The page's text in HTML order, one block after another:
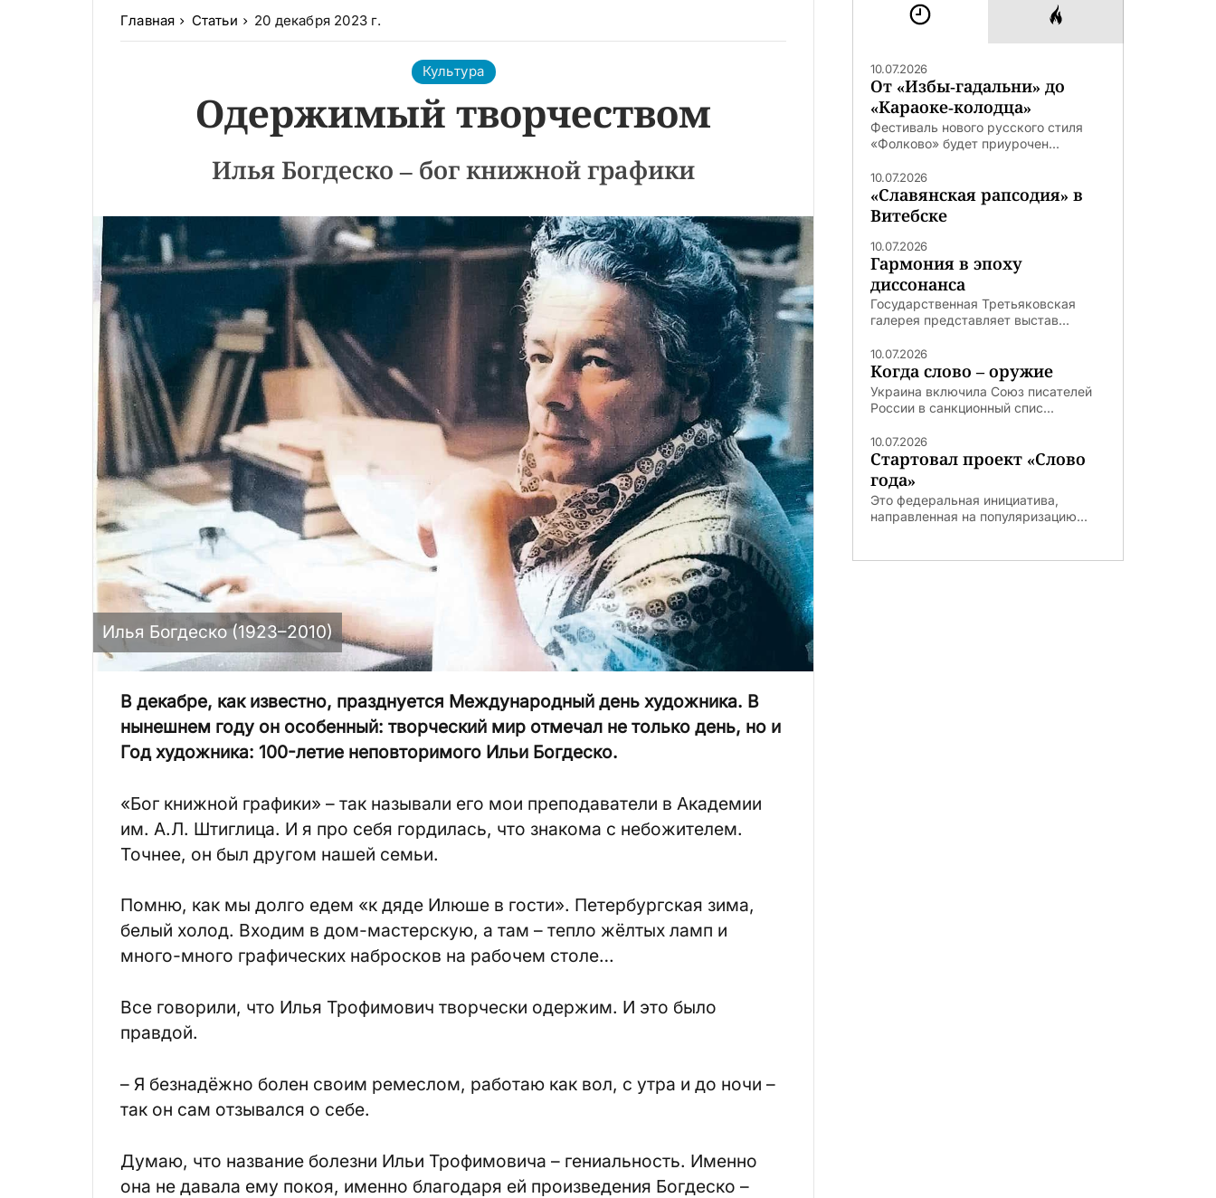
Главная Статьи 20 декабря 2023 г.
Культура
Одержимый творчеством
Илья Богдеско – бог книжной графики
Илья Богдеско (1923–2010)
В декабре, как известно, празднуется Международный день художника. В
нынешнем году он особенный: творческий мир отмечал не только день, но и
Год художника: 100-летие неповторимого Ильи Богдеско.
«Бог книжной графики» – так называли его мои преподаватели в Академии
им. А.Л. Штиглица. И я про себя гордилась, что знакома с небожителем.
Точнее, он был другом нашей семьи.
Помню, как мы долго едем «к дяде Илюше в гости». Петербургская зима,
белый холод. Входим в дом-мастерскую, а там – тепло жёлтых ламп и
много-много графических набросков на рабочем столе…
Все говорили, что Илья Трофимович творчески одержим. И это было
правдой.
– Я безнадёжно болен своим ремеслом, работаю как вол, с утра и до ночи –
так он сам отзывался о себе.
Думаю, что название болезни Ильи Трофимовича – гениальность. Именно
она не давала ему покоя, именно благодаря ей произведения Богдеско –
10.07.2026
От «Избы-гадальни» до
«Караоке-колодца»
Фестиваль нового русского стиля
«Фолково» будет приурочен...
10.07.2026
«Славянская рапсодия» в
Витебске
10.07.2026
Гармония в эпоху
диссонанса
Государственная Третьяковская
галерея представляет выстав...
10.07.2026
Когда слово – оружие
Украина включила Союз писателей
России в санкционный спис...
10.07.2026
Стартовал проект «Слово
года»
Это федеральная инициатива,
направленная на популяризацию...